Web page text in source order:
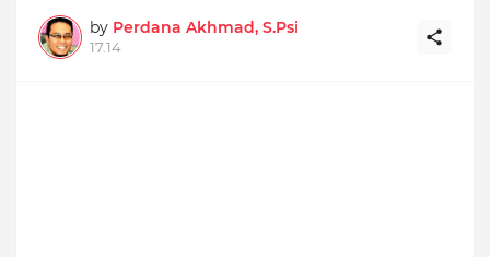
by Perdana Akhmad, S.Psi
17.14